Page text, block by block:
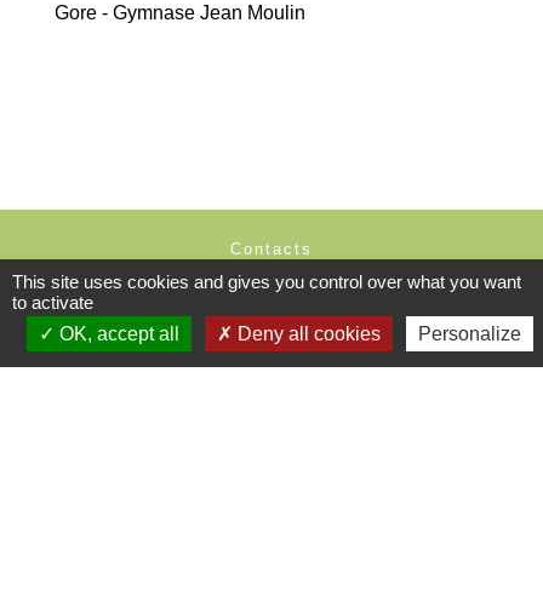
Gore - Gymnase Jean Moulin
Contacts
Commune d'Aveize
30 Rue de l'École / Email : mairie.aveize@cc-mdl.fr
69610 Aveize - FRANCE
+33 4 74 26 00 03
This site uses cookies and gives you control over what you want
to activate
OK, accept all
Deny all cookies Personalize